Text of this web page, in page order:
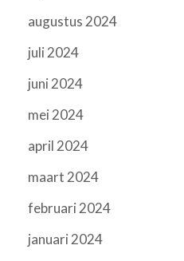
augustus 2024
juli 2024
juni 2024
mei 2024
april 2024
maart 2024
februari 2024
januari 2024